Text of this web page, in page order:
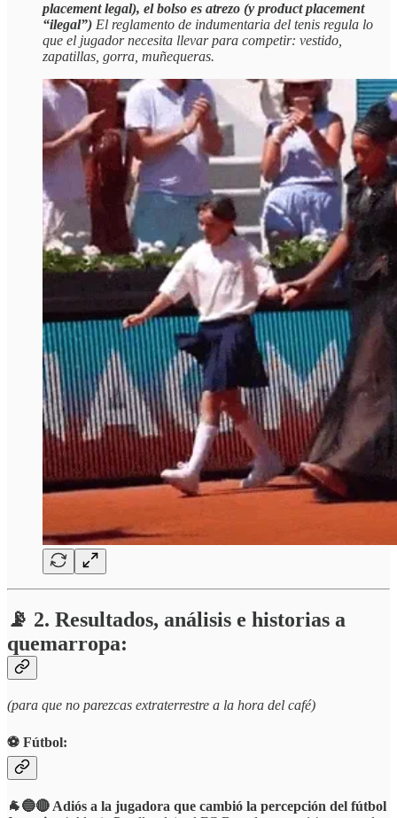
placement legal), el bolso es atrezo (y product placement
“ilegal”) El reglamento de indumentaria del tenis regula lo
que el jugador necesita llevar para competir: vestido,
zapatillas, gorra, muñequeras.
📡 2. Resultados, análisis e historias a
quemarropa:
(para que no parezcas extraterrestre a la hora del café)
⚽️ Fútbol:
🐐🔵🔴 Adiós a la jugadora que cambió la percepción del fútbol